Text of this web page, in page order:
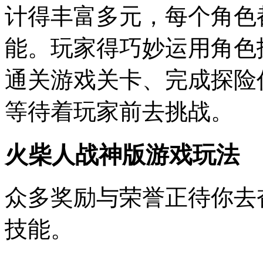
计得丰富多元，每个角
能。玩家得巧妙运用角
通关游戏关卡、完成探
等待着玩家前去挑战。
火柴人战神版游戏玩法
众多奖励与荣誉正待你
技能。